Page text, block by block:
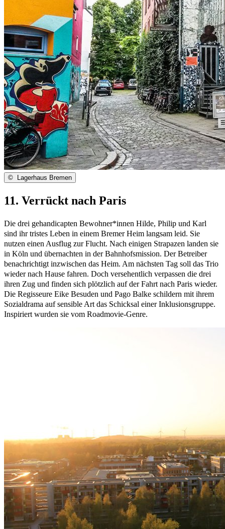
© Lagerhaus Bremen
11. Verrückt nach Paris
Die drei gehandicapten Bewohner*innen Hilde, Philip und Karl
sind ihr tristes Leben in einem Bremer Heim langsam leid. Sie
nutzen einen Ausflug zur Flucht. Nach einigen Strapazen landen sie
in Köln und übernachten in der Bahnhofsmission. Der Betreiber
benachrichtigt inzwischen das Heim. Am nächsten Tag soll das Trio
wieder nach Hause fahren. Doch versehentlich verpassen die drei
ihren Zug und finden sich plötzlich auf der Fahrt nach Paris wieder.
Die Regisseure Eike Besuden und Pago Balke schildern mit ihrem
Sozialdrama auf sensible Art das Schicksal einer Inklusionsgruppe.
Inspiriert wurden sie vom Roadmovie-Genre.